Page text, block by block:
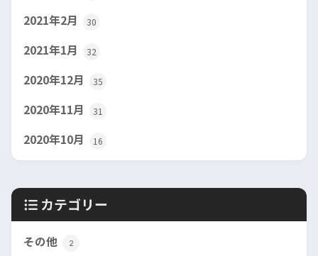
2021年2月 30
2021年1月 32
2020年12月 35
2020年11月 31
2020年10月 16
カテゴリー
その他 2